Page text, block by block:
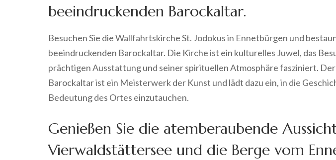
beeindruckenden Barockaltar.
Besuchen Sie die Wallfahrtskirche St. Jodokus in Ennetbürgen und
beeindruckenden Barockaltar. Die Kirche ist ein kulturelles Juwel, das
prächtigen Ausstattung und seiner spirituellen Atmosphäre fasziniert.
Barockaltar ist ein Meisterwerk der Kunst und lädt dazu ein, in die
Bedeutung des Ortes einzutauchen.
Genießen Sie die atemberaubende
Vierwaldstättersee und die Berge vom